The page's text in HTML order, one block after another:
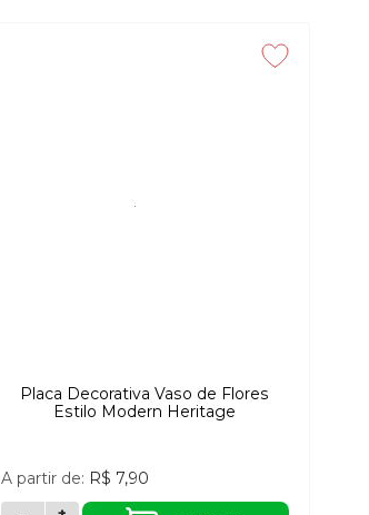
Placa Decorativa Vaso de Flores
Estilo Modern Heritage
A partir de: R$ 7,90